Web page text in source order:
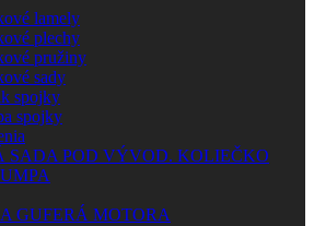
lamely
plechy
pružiny
sady
spojky
spojky
SADA POD VÝVOD. KOLIEČKO
GUFERÁ MOTORA